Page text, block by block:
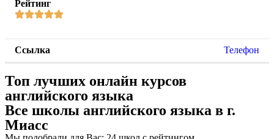
Телефон
Топ лучших онлайн курсов
английского языка
Все школы английского языка в г.
Миасс